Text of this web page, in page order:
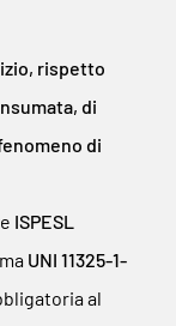
rispetto
di
di
ISPESL
UNI 11325-1-
al